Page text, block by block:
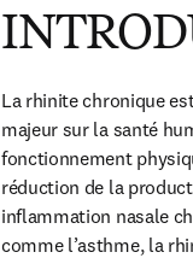
La rhinite chronique
majeur sur la santé
fonctionnement
réduction de la
inflammation nasale
comme l’asthme, la